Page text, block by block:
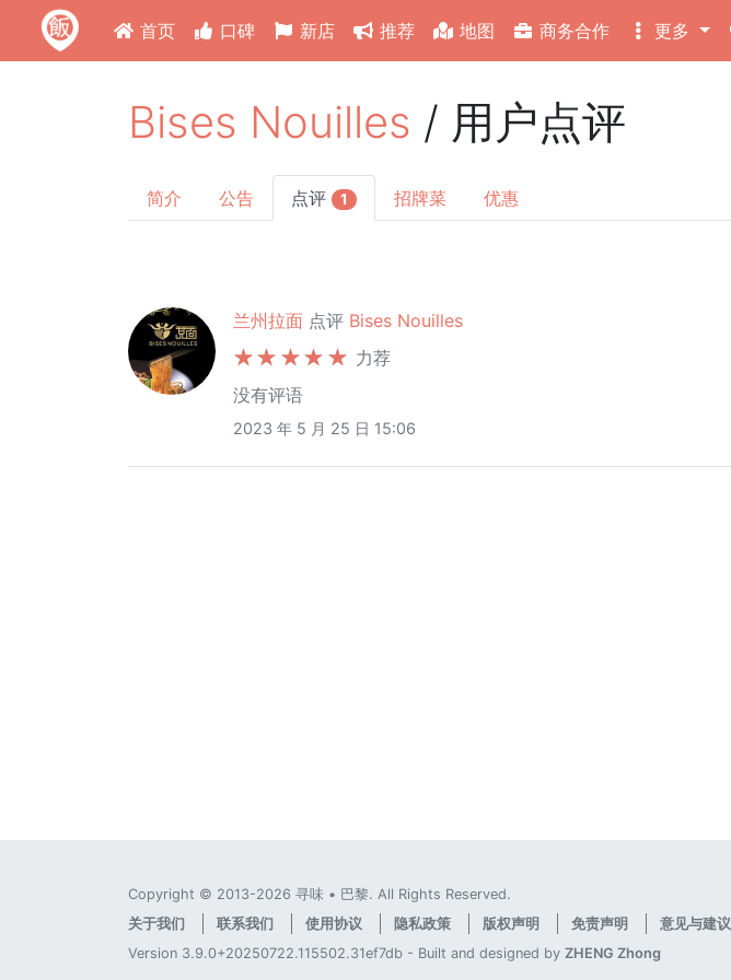
首页 口碑 新店 推荐 地图 商务合作 更多
Bises Nouilles / 用户点评
简介 公告 点评 1 招牌菜 优惠
兰州拉面 点评 Bises Nouilles
力荐
没有评语
2023 年 5 月 25 日 15:06
Copyright © 2013-2026 寻味 • 巴黎. All Rights Reserved.
关于我们
联系我们 使用协议 隐私政策 版权声明 免责声明 意见与建议
Version 3.9.0+20250722.115502.31ef7db - Built and designed by ZHENG Zhong